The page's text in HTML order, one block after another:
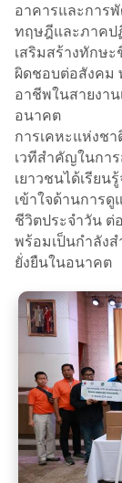
อาคารและการ
ทฤษฎีและภาคป
เสริมสร้างทักษ
ผิดชอบต่อสังคม
อาชีพในสายงา
อนาคต
การเคหะแห่งชา
เวทีสำคัญในกา
เยาวชนได้เรียน
เข้าใจด้านการ
ชีวิตประจำวัน ต่
พร้อมเป็นกำลัง
ยั่งยืนในอนาคต